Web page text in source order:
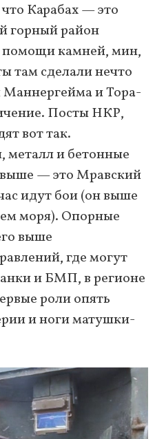
Карабах — это
горный район
помощи камней, мин,
там сделали нечто
и Тора-
Посты НКР,
вот так.
металл и бетонные
— это Мравский
идут бои (он выше
моря). Опорные
выше
где могут
и БМП, в регионе
роли опять
и ноги матушки-